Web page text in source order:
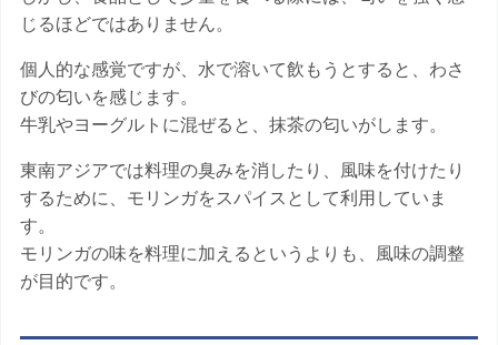
じるほどではありません。
個人的な感覚ですが、水で溶いて飲もうとすると、わさ
びの匂いを感じます。
牛乳やヨーグルトに混ぜると、抹茶の匂いがします。
東南アジアでは料理の臭みを消したり、風味を付けたり
するために、モリンガをスパイスとして利用していま
す。
モリンガの味を料理に加えるというよりも、風味の調整
が目的です。